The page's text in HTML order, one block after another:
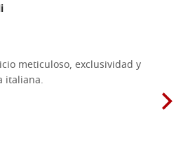
meticuloso, exclusividad y
italiana.